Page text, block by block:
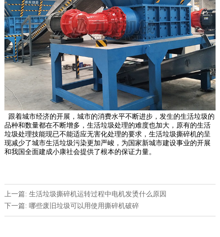
跟着城市经济的开展，城市的消费水平不断进步，发生的生活垃圾的
品种和数量都在不断增多，生活垃圾处理的难度也加大，原有的生活
垃圾处理技能现已不能适应无害化处理的要求，生活垃圾撕碎机的呈
现减少了城市生活垃圾污染更加严峻，为国家新城市建设事业的开展
和我国全面建成小康社会提供了根本的保证力量。
上一篇: 生活垃圾撕碎机运转过程中电机发烫什么原因
下一篇: 哪些废旧垃圾可以用使用撕碎机破碎